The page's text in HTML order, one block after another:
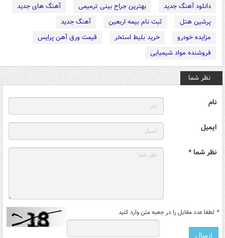
دانلود آهنگ جدید
بهترین جراح بینی ترمیمی
آهنگ های جدید
پرشین هتل
ثبت نام بیمه اربعین
آهنگ جدید
مزایده خودرو
خرید بلیط استخر
قیمت ورق آهن پرایس
فروشنده مواد شیمیایی
نظر شما
نام
ایمیل
نظر شما *
* لطفا عدد مقابل را در جعبه متن وارد کنید